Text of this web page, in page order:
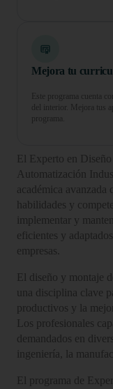
Mejora tu
Este programa cuenta
del interior. Mejora tus
programa.
El Experto en
Automatización
académica avanzada
habilidades y
implementar y
eficientes y
empresas.
El diseño y montaje
una disciplina clave
productivos y la
Los profesionales
demandados en
ingeniería, la
El programa de